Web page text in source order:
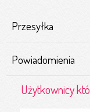
Przesyłka
Powiadomienia
Użytkownicy